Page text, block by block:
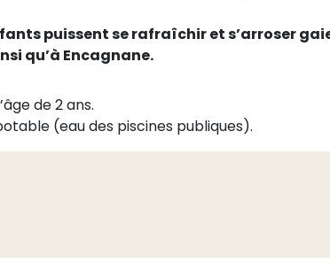
puissent se rafraîchir et s’arroser
qu’à Encagnane.
de 2 ans.
(eau des piscines publiques).